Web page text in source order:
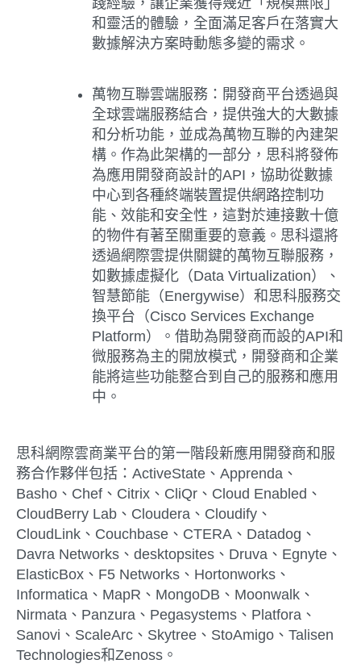
和靈活的體驗，全面滿足客戶在落實大
數據解決方案時動態多變的需求。
萬物互聯雲端服務： 開發商平台透過與
全球雲端服務結合，提供強大的大數據
和分析功能，並成為萬物互聯的內建架
構。作為此架構的一部分，思科將發佈
為應用開發商設計的API，協助從數據
中心到各種終端裝置提供網路控制功
能、效能和安全性，這對於連接數十億
的物件有著至關重要的意義。思科還將
透過網際雲提供關鍵的萬物互聯服務，
如數據虛擬化（Data Virtualization）、
智慧節能（Energywise）和思科服務交
換平台（Cisco Services Exchange
Platform）。借助為開發商而設的API和
微服務為主的開放模式，開發商和企業
能將這些功能整合到自己的服務和應用
中。
思科網際雲商業平台的第一階段新應用開發商和服
務合作夥伴包括：ActiveState、Apprenda、
Basho、Chef、Citrix、CliQr、Cloud Enabled、
CloudBerry Lab、Cloudera、Cloudify、
CloudLink、Couchbase、CTERA、Datadog、
Davra Networks、desktopsites、Druva、Egnyte、
ElasticBox、F5 Networks、Hortonworks、
Informatica、MapR、MongoDB、Moonwalk、
Nirmata、Panzura、Pegasystems、Platfora、
Sanovi、ScaleArc、Skytree、StoAmigo、Talisen
Technologies和Zenoss。